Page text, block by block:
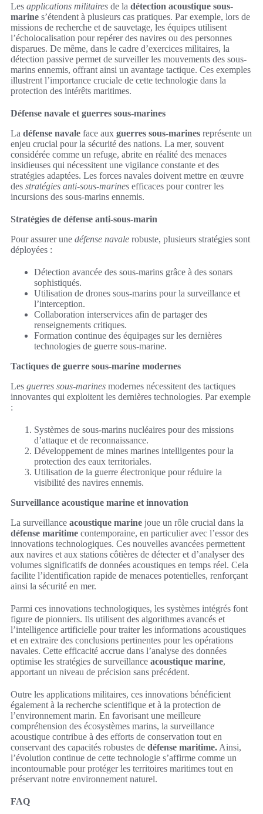
Les applications militaires de la détection acoustique sous-
marine s’étendent à plusieurs cas pratiques. Par exemple, lors de
missions de recherche et de sauvetage, les équipes utilisent
l’écholocalisation pour repérer des navires ou des personnes
disparues. De même, dans le cadre d’exercices militaires, la
détection passive permet de surveiller les mouvements des sous-
marins ennemis, offrant ainsi un avantage tactique. Ces exemples
illustrent l’importance cruciale de cette technologie dans la
protection des intérêts maritimes.
Défense navale et guerres sous-marines
La défense navale face aux guerres sous-marines représente un
enjeu crucial pour la sécurité des nations. La mer, souvent
considérée comme un refuge, abrite en réalité des menaces
insidieuses qui nécessitent une vigilance constante et des
stratégies adaptées. Les forces navales doivent mettre en œuvre
des stratégies anti-sous-marines efficaces pour contrer les
incursions des sous-marins ennemis.
Stratégies de défense anti-sous-marin
Pour assurer une défense navale robuste, plusieurs stratégies sont
déployées :
Détection avancée des sous-marins grâce à des sonars
sophistiqués.
Utilisation de drones sous-marins pour la surveillance et
l’interception.
Collaboration interservices afin de partager des
renseignements critiques.
Formation continue des équipages sur les dernières
technologies de guerre sous-marine.
Tactiques de guerre sous-marine modernes
Les guerres sous-marines modernes nécessitent des tactiques
innovantes qui exploitent les dernières technologies. Par exemple
:
Systèmes de sous-marins nucléaires pour des missions
d’attaque et de reconnaissance.
Développement de mines marines intelligentes pour la
protection des eaux territoriales.
Utilisation de la guerre électronique pour réduire la
visibilité des navires ennemis.
Surveillance acoustique marine et innovation
La surveillance acoustique marine joue un rôle crucial dans la
défense maritime contemporaine, en particulier avec l’essor des
innovations technologiques. Ces nouvelles avancées permettent
aux navires et aux stations côtières de détecter et d’analyser des
volumes significatifs de données acoustiques en temps réel. Cela
facilite l’identification rapide de menaces potentielles, renforçant
ainsi la sécurité en mer.
Parmi ces innovations technologiques, les systèmes intégrés font
figure de pionniers. Ils utilisent des algorithmes avancés et
l’intelligence artificielle pour traiter les informations acoustiques
et en extraire des conclusions pertinentes pour les opérations
navales. Cette efficacité accrue dans l’analyse des données
optimise les stratégies de surveillance acoustique marine,
apportant un niveau de précision sans précédent.
Outre les applications militaires, ces innovations bénéficient
également à la recherche scientifique et à la protection de
l’environnement marin. En favorisant une meilleure
compréhension des écosystèmes marins, la surveillance
acoustique contribue à des efforts de conservation tout en
conservant des capacités robustes de défense maritime. Ainsi,
l’évolution continue de cette technologie s’affirme comme un
incontournable pour protéger les territoires maritimes tout en
préservant notre environnement naturel.
FAQ